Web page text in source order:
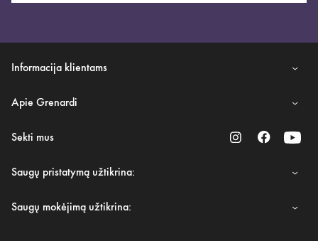
Informacija klientams
Apie Grenardi
Sekti mus
Saugų pristatymą užtikrina:
Saugų mokėjimą užtikrina: